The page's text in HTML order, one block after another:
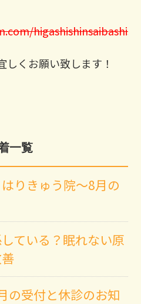
しくお願い致します！
一覧
りきゅう院～8月の
ている？眠れない原
の受付と休診のお知